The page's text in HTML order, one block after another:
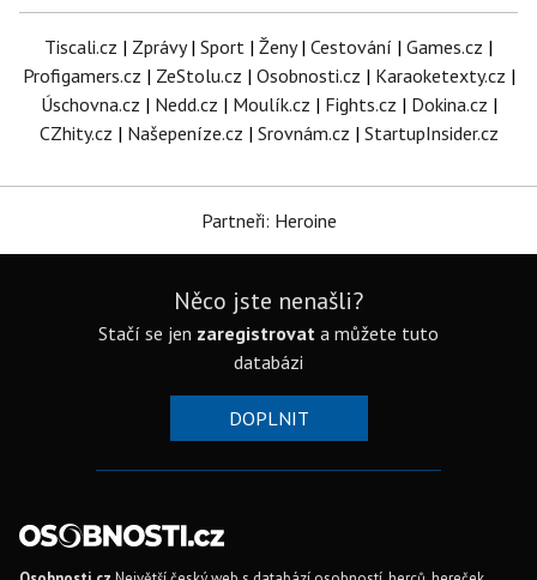
Tiscali.cz | Zprávy| Sport | Ženy| Cestování | Games.cz |
Profigamers.cz | ZeStolu.cz | Osobnosti.cz | Karaoketexty.cz |
Úschovna.cz | Nedd.cz | Moulík.cz | Fights.cz | Dokina.cz |
CZhity.cz | Našepeníze.cz | Srovnám.cz | StartupInsider.cz
Partneři: Heroine
Něco jste nenašli?
Stačí se jen zaregistrovat a můžete tuto
databázi
DOPLNIT